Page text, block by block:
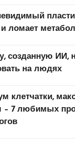
и ломает
созданную ИИ,
на людях
клетчатки,
– 7 любимых